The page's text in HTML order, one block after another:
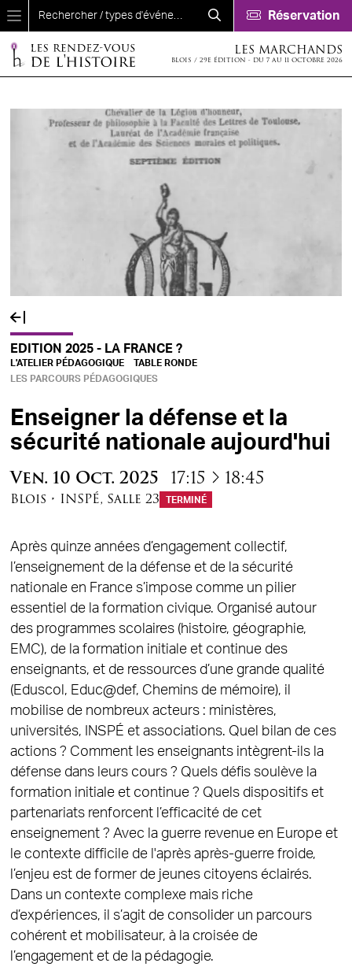
Aller au contenu principal
Réservation
LES MARCHANDS
BLOIS / 29E ÉDITION - DU 7 AU 11 OCTOBRE 2026
EDITION 2025 - LA FRANCE ?
L'ATELIER PÉDAGOGIQUE
TABLE RONDE
LES PARCOURS PÉDAGOGIQUES
Enseigner la défense et la
sécurité nationale aujourd'hui
Ven. 10 Oct. 2025 17:15 à18:45
Blois • INSPÉ, Salle 23 TERMINÉ
Après quinze années d’engagement collectif,
l’enseignement de la défense et de la sécurité
nationale en France s’impose comme un pilier
essentiel de la formation civique. Organisé autour
des programmes scolaires (histoire, géographie,
EMC), de la formation initiale et continue des
enseignants, et de ressources d’une grande qualité
(Eduscol, Educ@def, Chemins de mémoire), il
mobilise de nombreux acteurs : ministères,
universités, INSPÉ et associations. Quel bilan de ces
actions ? Comment les enseignants intègrent-ils la
défense dans leurs cours ? Quels défis soulève la
formation initiale et continue ? Quels dispositifs et
partenariats renforcent l’efficacité de cet
enseignement ? Avec la guerre revenue en Europe et
le contexte difficile de l'après après-guerre froide,
l’enjeu est de former de jeunes citoyens éclairés.
Dans un contexte complexe mais riche
d’expériences, il s’agit de consolider un parcours
cohérent et mobilisateur, à la croisée de
l’engagement et de la pédagogie.